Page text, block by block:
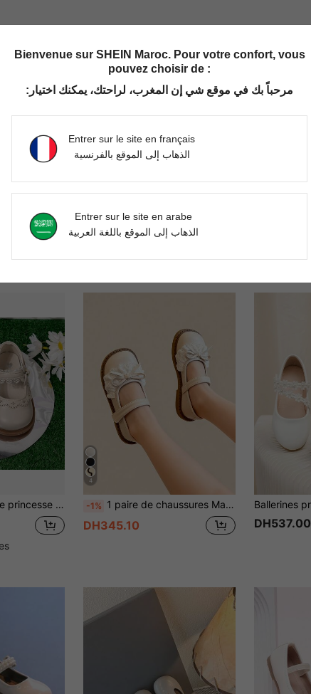
Utile (1)
semelle souple, décoré d'un nœud et de fleurs, beau et
4
-1% 1 paire de chaussures Mary Jane en cuir beige pour filles, chaussures plates pour enfants avec nœud en dentelle contrastée, style princesse doux, fermeture à crochet et boucle, bout rond, bout fermé, semelle souple antidérapante, légère et polyvalente, chaussures d'école pour enfants, convient aux filles de 3 à 12 ans pour le quotidien, l'école, l'anniversaire, la représentation, l'assortiment de tenues, toutes saisons nouveau 2026
DH345.10 DH537.00
Bienvenue sur SHEIN Maroc. Pour votre confort, vous
pouvez choisir de :
مرحباً بك في موقع شي إن المغرب، لراحتك، يمكنك اختيار:
Entrer sur le site en français
الذهاب إلى الموقع بالفرنسية
Entrer sur le site en arabe
الذهاب إلى الموقع باللغة العربية